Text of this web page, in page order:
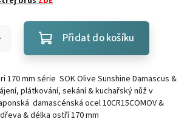
Přidat do košíku
170 mm série SOK Olive Sunshine Damascus &
plátkování, sekání & kuchařský nůž v
damascénská ocel10CR15COMOV&
& délka ostří 170 mm